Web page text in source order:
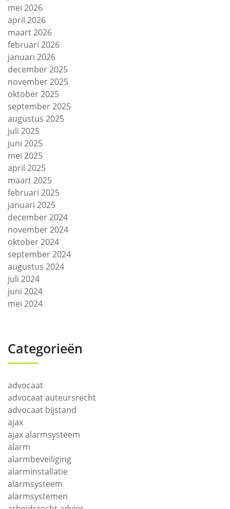
mei 2026
april 2026
maart 2026
februari 2026
januari 2026
december 2025
november 2025
oktober 2025
september 2025
augustus 2025
juli 2025
juni 2025
mei 2025
april 2025
maart 2025
februari 2025
januari 2025
december 2024
november 2024
oktober 2024
september 2024
augustus 2024
juli 2024
juni 2024
mei 2024
Categorieën
advocaat
advocaat auteursrecht
advocaat bijstand
ajax
ajax alarmsysteem
alarm
alarmbeveiliging
alarminstallatie
alarmsysteem
alarmsystemen